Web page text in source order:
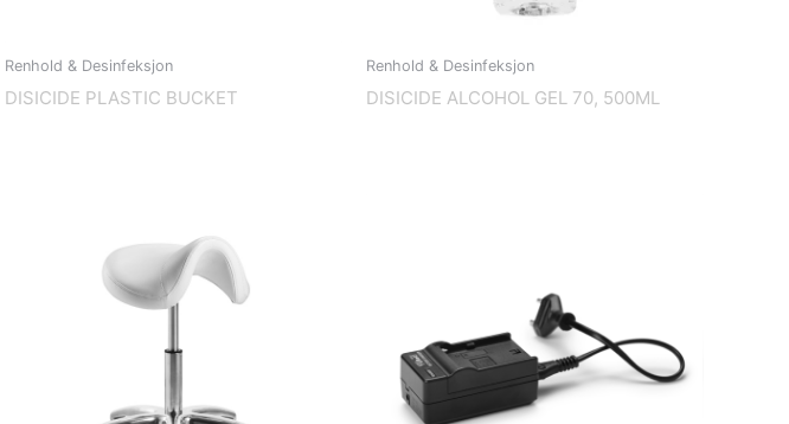
Renhold & Desinfeksjon
DISICIDE PLASTIC BUCKET
Renhold & Desinfeksjon
DISICIDE ALCOHOL GEL 70, 500ML